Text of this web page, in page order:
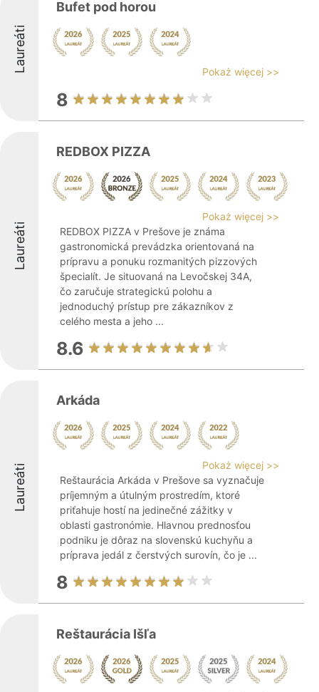
Laureáti
Bufet pod horou
Pokaż więcej >>
8
Laureáti
REDBOX PIZZA
Pokaż więcej >>
REDBOX PIZZA v Prešove je známa
gastronomická prevádzka orientovaná na
prípravu a ponuku rozmanitých pizzových
špecialít. Je situovaná na Levočskej 34A,
čo zaručuje strategickú polohu a
jednoduchý prístup pre zákazníkov z
celého mesta a jeho ...
8.6
Laureáti
Arkáda
Pokaż więcej >>
Reštaurácia Arkáda v Prešove sa vyznačuje
príjemným a útulným prostredím, ktoré
priťahuje hostí na jedinečné zážitky v
oblasti gastronómie. Hlavnou prednosťou
podniku je dôraz na slovenskú kuchyňu a
príprava jedál z čerstvých surovín, čo je ...
8
Reštaurácia Išľa